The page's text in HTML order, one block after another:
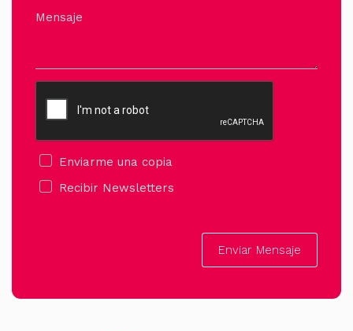
Mensaje
Enviarme una copia
Recibir Newsletters
Enviar Mensaje